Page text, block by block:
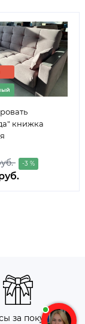
книжка
-3 %
за покупку